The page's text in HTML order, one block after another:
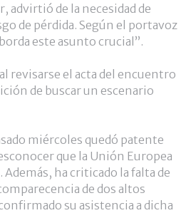
advirtió de la necesidad de
de pérdida. Según el portavoz
este asunto crucial”.
revisarse el acta del encuentro
de buscar un escenario
miércoles quedó patente
que la Unión Europea
ha criticado la falta de
de dos altos
su asistencia a dicha